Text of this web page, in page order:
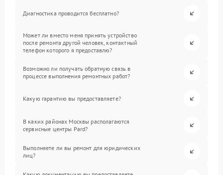
Диагностика проводится бесплатно?
Может ли вместо меня принять устройство
после ремонта другой человек, контактный
телефон которого я предоставлю?
Возможно ли получать обратную связь в
процессе выполнения ремонтных работ?
Какую гарантию вы предоставляете?
В каких районах Москвы располагаются
сервисные центры Pard?
Выполняете ли вы ремонт для юридических
лиц?